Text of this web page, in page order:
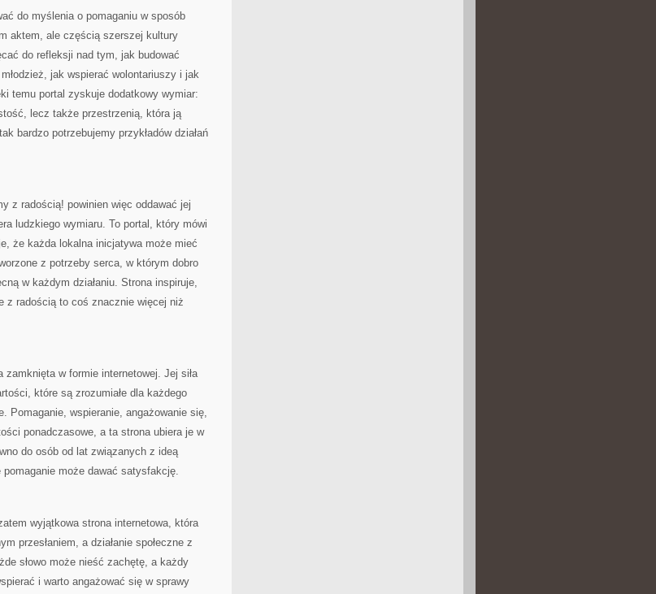
do myślenia o pomaganiu w sposób
aktem, ale częścią szerszej kultury
do refleksji nad tym, jak budować
jak wspierać wolontariuszy i jak
temu portal zyskuje dodatkowy wymiar:
lecz także przestrzenią, która ją
bardzo potrzebujemy przykładów działań
z radością! powinien więc oddawać jej
ludzkiego wymiaru. To portal, który mówi
że każda lokalna inicjatywa może mieć
z potrzeby serca, w którym dobro
w każdym działaniu. Strona inspiruje,
z radością to coś znacznie więcej niż
w formie internetowej. Jej siła
które są zrozumiałe dla każdego
Pomaganie, wspieranie, angażowanie się,
ponadczasowe, a ta strona ubiera je w
do osób od lat związanych z ideą
może dawać satysfakcję.
wyjątkowa strona internetowa, która
przesłaniem, a działanie społeczne z
słowo może nieść zachętę, a każdy
i warto angażować się w sprawy